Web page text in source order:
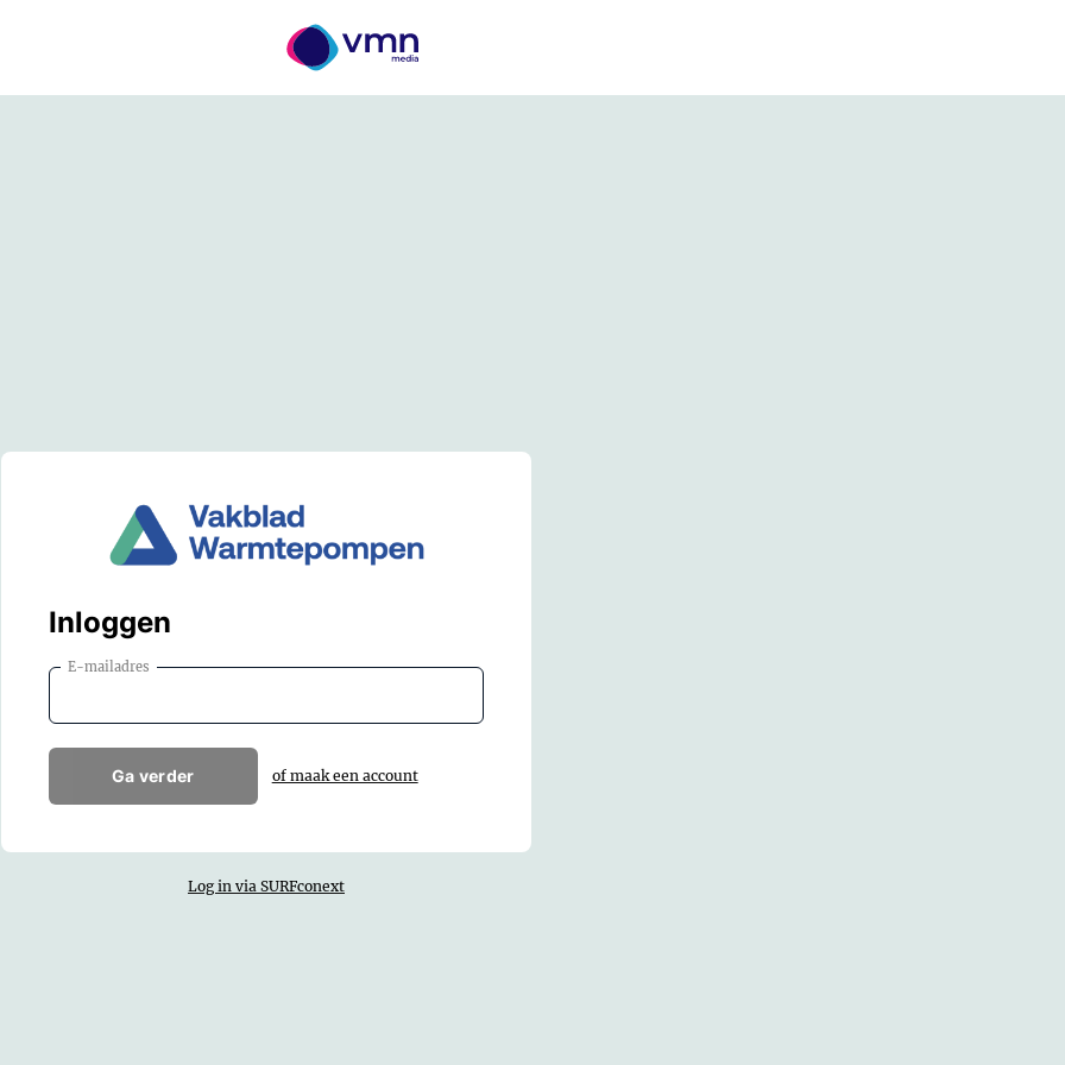
Inloggen
E-mailadres
Ga verder of maak een account
Log in via SURFconext